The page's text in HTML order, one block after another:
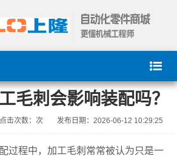
毛刺会影响装配吗？
点击次数： 次 发布日期：2026-06-12 10:29:25
过程中，加工毛刺常常被认为只是一